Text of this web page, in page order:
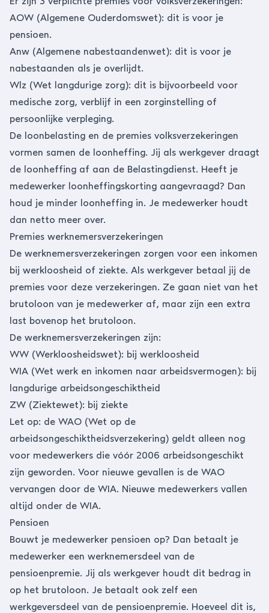
AOW (Algemene Ouderdomswet): dit is voor je
pensioen.
Anw (Algemene nabestaandenwet): dit is voor je
nabestaanden als je overlijdt.
Wlz (Wet langdurige zorg): dit is bijvoorbeeld voor
medische zorg, verblijf in een zorginstelling of
persoonlijke verpleging.
De loonbelasting en de premies volksverzekeringen
vormen samen de loonheffing. Jij als werkgever draagt
de loonheffing af aan de Belastingdienst. Heeft je
medewerker loonheffingskorting aangevraagd? Dan
houd je minder loonheffing in. Je medewerker houdt
dan netto meer over.
Premies werknemersverzekeringen
De werknemersverzekeringen zorgen voor een inkomen
bij werkloosheid of ziekte. Als werkgever betaal jij de
premies voor deze verzekeringen. Ze gaan niet van het
brutoloon van je medewerker af, maar zijn een extra
last bovenop het brutoloon.
De werknemersverzekeringen zijn:
WW (Werkloosheidswet): bij werkloosheid
WIA (Wet werk en inkomen naar arbeidsvermogen): bij
langdurige arbeidsongeschiktheid
ZW (Ziektewet): bij ziekte
Let op: de WAO (Wet op de
arbeidsongeschiktheidsverzekering) geldt alleen nog
voor medewerkers die vóór 2006 arbeidsongeschikt
zijn geworden. Voor nieuwe gevallen is de WAO
vervangen door de WIA. Nieuwe medewerkers vallen
altijd onder de WIA.
Pensioen
Bouwt je medewerker pensioen op? Dan betaalt je
medewerker een werknemersdeel van de
pensioenpremie. Jij als werkgever houdt dit bedrag in
op het brutoloon. Je betaalt ook zelf een
werkgeversdeel van de pensioenpremie. Hoeveel dit is,